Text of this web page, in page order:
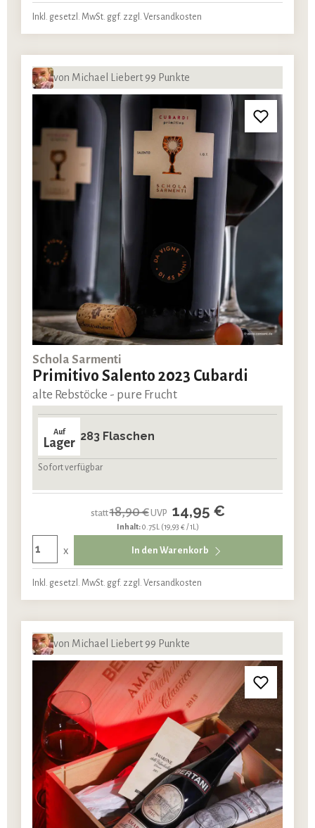
Inkl. gesetzl. MwSt. ggf. zzgl. Versandkosten
von Michael Liebert 99 Punkte
Schola Sarmenti
Primitivo Salento 2023 Cubardi
alte Rebstöcke - pure Frucht
Auf
Lager 283 Flaschen
Sofort verfügbar
statt18,90 €UVP 14,95 €
Inhalt:0.75L (19,93 € / 1L)
x In den Warenkorb
Inkl. gesetzl. MwSt. ggf. zzgl. Versandkosten
von Michael Liebert 99 Punkte